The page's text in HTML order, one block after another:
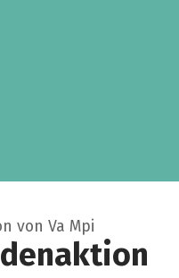
von Va Mpi